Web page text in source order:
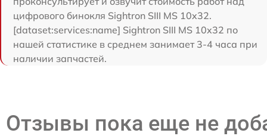
цифрового бинокля Sightron SIII MS 10x32.
[dataset:services:name] Sightron SIII MS 10x32 по
нашей статистике в среднем занимает 3-4 часа при
наличии запчастей.
Отзывы пока еще не